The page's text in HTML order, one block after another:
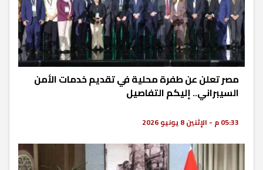
مصر تعلن عن طفرة محلية في تقديم خدمات الأمن
السيبراني.. إليكم التفاصيل
05:33 م - الإثنين 8 يونيو 2026